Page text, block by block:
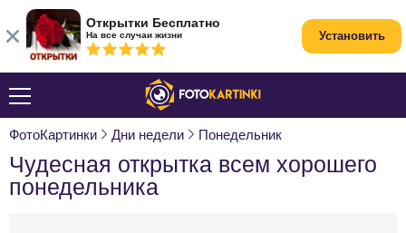
ФотоКартинки Дни недели Понедельник
Чудесная открытка всем хорошего
понедельника
Открытки Бесплатно
На все случаи жизни Установить